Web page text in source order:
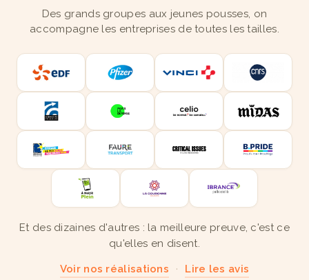
Des grands groupes aux jeunes pousses, on
accompagne les entreprises de toutes les tailles.
Et des dizaines d'autres : la meilleure preuve, c'est ce
qu'elles en disent.
Voir nos réalisations · Lire les avis